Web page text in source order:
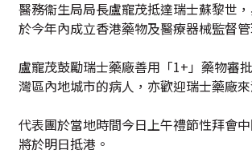
醫務衞生局局長盧寵茂抵達瑞士蘇黎世
於今年內成立香港藥物及醫療器械監督管
盧寵茂鼓勵瑞士藥廠善用「1+」藥物審
灣區內地城市的病人，亦歡迎瑞士藥廠
代表團於當地時間今日上午禮節性拜會
將於明日抵港。